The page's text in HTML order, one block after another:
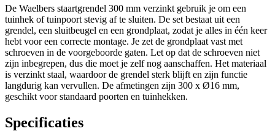
De Waelbers staartgrendel 300 mm verzinkt gebruik je om een
tuinhek of tuinpoort stevig af te sluiten. De set bestaat uit een
grendel, een sluitbeugel en een grondplaat, zodat je alles in één keer
hebt voor een correcte montage. Je zet de grondplaat vast met
schroeven in de voorgeboorde gaten. Let op dat de schroeven niet
zijn inbegrepen, dus die moet je zelf nog aanschaffen. Het materiaal
is verzinkt staal, waardoor de grendel sterk blijft en zijn functie
langdurig kan vervullen. De afmetingen zijn 300 x Ø16 mm,
geschikt voor standaard poorten en tuinhekken.
Specificaties